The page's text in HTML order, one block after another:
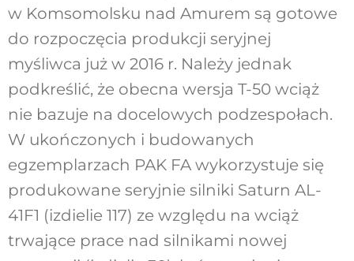
w Komsomolsku nad Amurem są gotowe
do rozpoczęcia produkcji seryjnej
myśliwca już w 2016 r. Należy jednak
podkreślić, że obecna wersja T-50 wciąż
nie bazuje na docelowych podzespołach.
W ukończonych i budowanych
egzemplarzach PAK FA wykorzystuje się
produkowane seryjnie silniki Saturn AL-
41F1 (izdielie 117) ze względu na wciąż
trwające prace nad silnikami nowej